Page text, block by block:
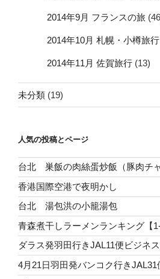
2014年9月 フランスの旅
2014年10月 札幌・小樽旅行
2014年11月 佐賀旅行 (13)
未分類 (19)
人気の投稿とページ
台北 巣飯の肉絲蛋炒飯（豚肉チャ
香港国際空港で夜明かし
台北 湯包洪の小籠湯包
青森煮干しラーメンランキング【1-
ダラス発羽田行きJAL11便ビジネ
4月21日羽田発バンコク行きJAL31